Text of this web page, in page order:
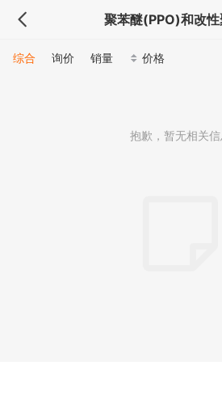
聚苯醚(PPO)和改
综合 询价 销量 价格
抱歉，暂无相关信